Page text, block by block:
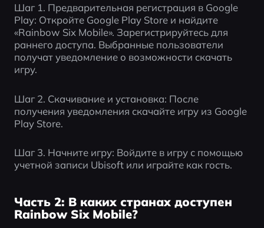
Шаг 1. Предварительная регистрация в Google
Play: Откройте Google Play Store и найдите
«Rainbow Six Mobile». Зарегистрируйтесь для
раннего доступа. Выбранные пользователи
получат уведомление о возможности скачать
игру.
Шаг 2. Скачивание и установка: После
получения уведомления скачайте игру из Google
Play Store.
Шаг 3. Начните игру: Войдите в игру с помощью
учетной записи Ubisoft или играйте как гость.
Часть 2: В каких странах доступен
Rainbow Six Mobile?